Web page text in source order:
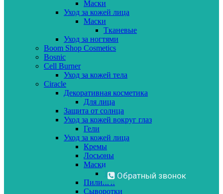
Маски
Уход за кожей лица
Маски
Тканевые
Уход за ногтями
Boom Shop Cosmetics
Bosnic
Cell Burner
Уход за кожей тела
Ciracle
Декоративная косметика
Для лица
Защита от солнца
Уход за кожей вокруг глаз
Гели
Уход за кожей лица
Кремы
Лосьоны
Маски
Тканевые
Пилинги
Сыворотки
Обратный звонок